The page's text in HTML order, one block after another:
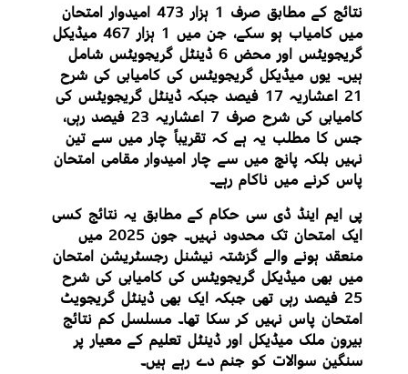
نتائج کے مطابق صرف 1 ہزار 473 امیدوار امتحان
میں کامیاب ہو سکے، جن میں 1 ہزار 467 میڈیکل
گریجویٹس اور محض 6 ڈینٹل گریجویٹس شامل
ہیں۔ یوں میڈیکل گریجویٹس کی کامیابی کی شرح
21 اعشاریہ 17 فیصد جبکہ ڈینٹل گریجویٹس کی
کامیابی کی شرح صرف 7 اعشاریہ 23 فیصد رہی،
جس کا مطلب یہ ہے کہ تقریباً چار میں سے تین
نہیں بلکہ پانچ میں سے چار امیدوار مقامی امتحان
پاس کرنے میں ناکام رہے۔
پی ایم اینڈ ڈی سی حکام کے مطابق یہ نتائج کسی
ایک امتحان تک محدود نہیں۔ جون 2025 میں
منعقد ہونے والے گزشتہ نیشنل رجسٹریشن امتحان
میں بھی میڈیکل گریجویٹس کی کامیابی کی شرح
25 فیصد رہی تھی جبکہ ایک بھی ڈینٹل گریجویٹ
امتحان پاس نہیں کر سکا تھا۔ مسلسل کم نتائج
بیرون ملک میڈیکل اور ڈینٹل تعلیم کے معیار پر
سنگین سوالات کو جنم دے رہے ہیں۔